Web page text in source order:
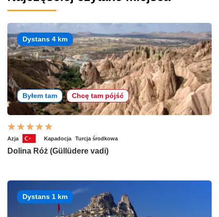
Dystans 4 km
Byłem tam Chcę tam pójść
Azja Kapadocja Turcja środkowa
Dolina Róż (Güllüdere vadi)
Dystans 1 km